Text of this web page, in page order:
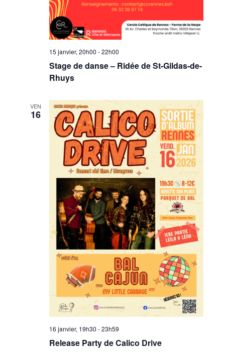
15 janvier, 20h00 -22h00
Stage de danse – Ridée de St-Gildas-de-
Rhuys
VEN
16
16 janvier, 19h30 -23h59
Release Party de Calico Drive